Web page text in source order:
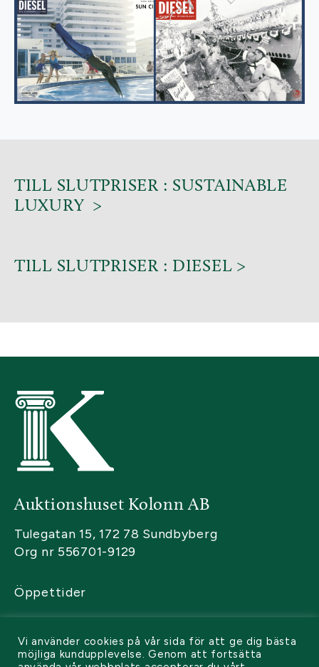
TILL SLUTPRISER : SUSTAINABLE
LUXURY >
TILL SLUTPRISER : DIESEL >
Auktionshuset Kolonn AB
Tulegatan 15, 172 78 Sundbyberg
Org nr 556701-9129
Öppettider
Kontakta oss
Sälja
Vi använder cookies på vår sida för att ge dig bästa
möjliga kundupplevelse. Genom att fortsätta